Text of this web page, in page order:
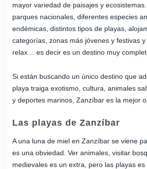
mayor variedad de paisajes y
parques nacionales, diferentes especies
endémicas, distintos tipos de playas,
categorías, zonas más jóvenes y festivas
relax… es decir es un destino muy
Si están buscando un único destino que
playa traiga exotismo, cultura, animales
y deportes marinos, Zanzíbar es la mejor
Las playas de Zanzíbar
A una luna de miel en Zanzíbar se viene
es una obviedad. Ver animales, visitar
medievales es un extra, pero las playas